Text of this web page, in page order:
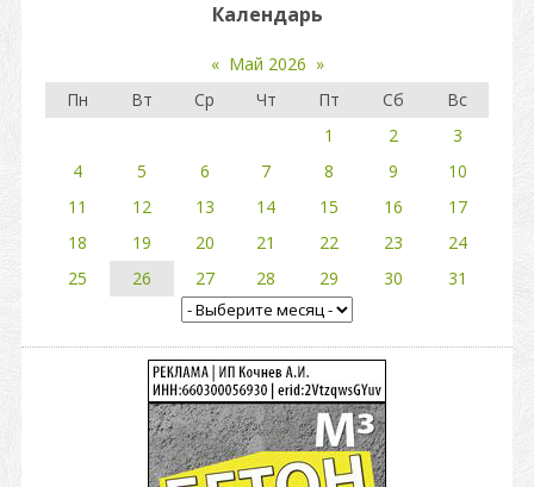
Календарь
« Май 2026 »
Пн
Вт Ср Чт Пт Сб
Вс
1
2
3
4
5 6 7 8 9
10
11
12 13 14 15 16
17
18
19 20 21 22 23
24
25
26 27 28 29 30 31